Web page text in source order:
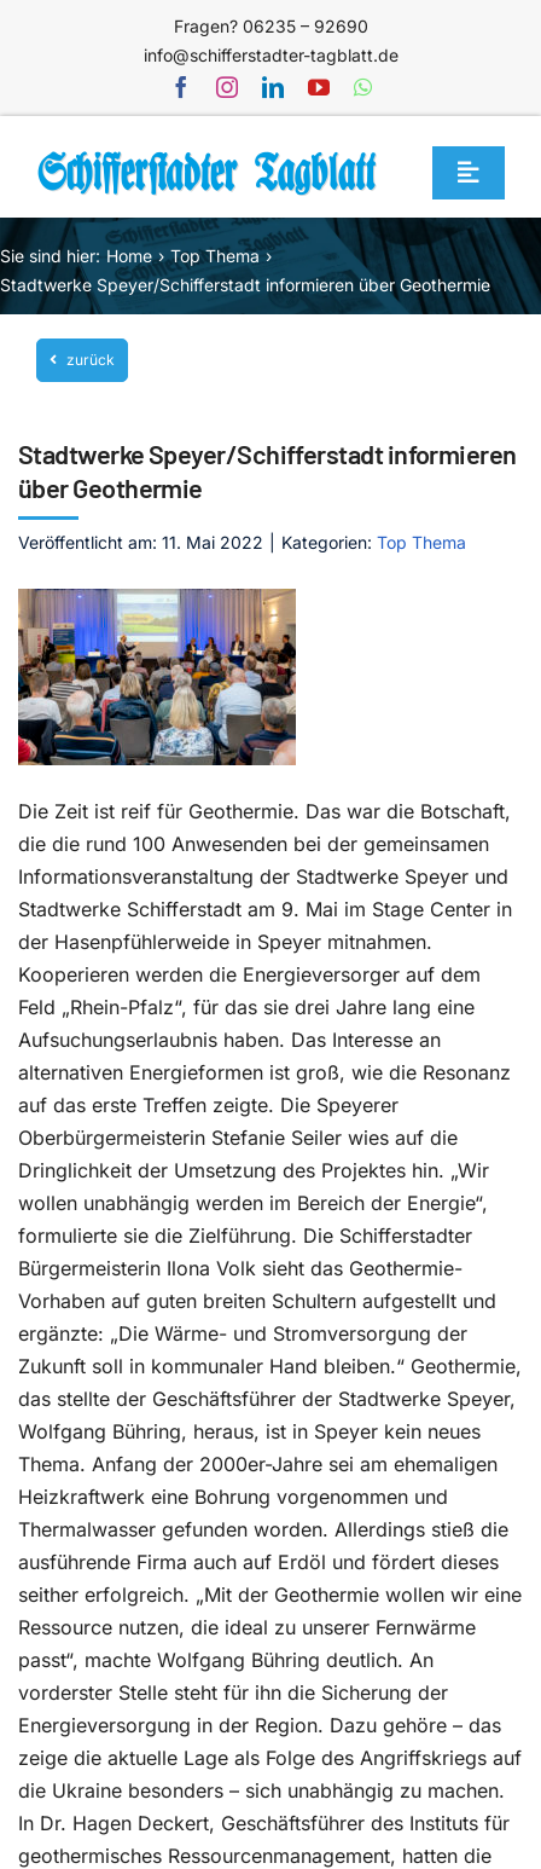
Fragen? 06235 – 92690
info@schifferstadter-tagblatt.de
Toggle
Home
Themen
Blog
Unternehmen
Mediathek
Jetzt abonnieren
Sie sind hier: Home
Top Thema
Stadtwerke Speyer/Schifferstadt informieren über Geothermie
zurück
Stadtwerke Speyer/Schifferstadt informieren
über Geothermie
Veröffentlicht am: 11. Mai 2022 Kategorien: Top Thema
Die Zeit ist reif für Geothermie. Das war die Botschaft,
die die rund 100 Anwesenden bei der gemeinsamen
Informationsveranstaltung der Stadtwerke Speyer und
Stadtwerke Schifferstadt am 9. Mai im Stage Center in
der Hasenpfühlerweide in Speyer mitnahmen.
Kooperieren werden die Energieversorger auf dem
Feld „Rhein-Pfalz“, für das sie drei Jahre lang eine
Aufsuchungserlaubnis haben. Das Interesse an
alternativen Energieformen ist groß, wie die Resonanz
auf das erste Treffen zeigte. Die Speyerer
Oberbürgermeisterin Stefanie Seiler wies auf die
Dringlichkeit der Umsetzung des Projektes hin. „Wir
wollen unabhängig werden im Bereich der Energie“,
formulierte sie die Zielführung. Die Schifferstadter
Bürgermeisterin Ilona Volk sieht das Geothermie-
Vorhaben auf guten breiten Schultern aufgestellt und
ergänzte: „Die Wärme- und Stromversorgung der
Zukunft soll in kommunaler Hand bleiben.“ Geothermie,
das stellte der Geschäftsführer der Stadtwerke Speyer,
Wolfgang Bühring, heraus, ist in Speyer kein neues
Thema. Anfang der 2000er-Jahre sei am ehemaligen
Heizkraftwerk eine Bohrung vorgenommen und
Thermalwasser gefunden worden. Allerdings stieß die
ausführende Firma auch auf Erdöl und fördert dieses
seither erfolgreich. „Mit der Geothermie wollen wir eine
Ressource nutzen, die ideal zu unserer Fernwärme
passt“, machte Wolfgang Bühring deutlich. An
vorderster Stelle steht für ihn die Sicherung der
Energieversorgung in der Region. Dazu gehöre – das
zeige die aktuelle Lage als Folge des Angriffskriegs auf
die Ukraine besonders – sich unabhängig zu machen.
In Dr. Hagen Deckert, Geschäftsführer des Instituts für
geothermisches Ressourcenmanagement, hatten die